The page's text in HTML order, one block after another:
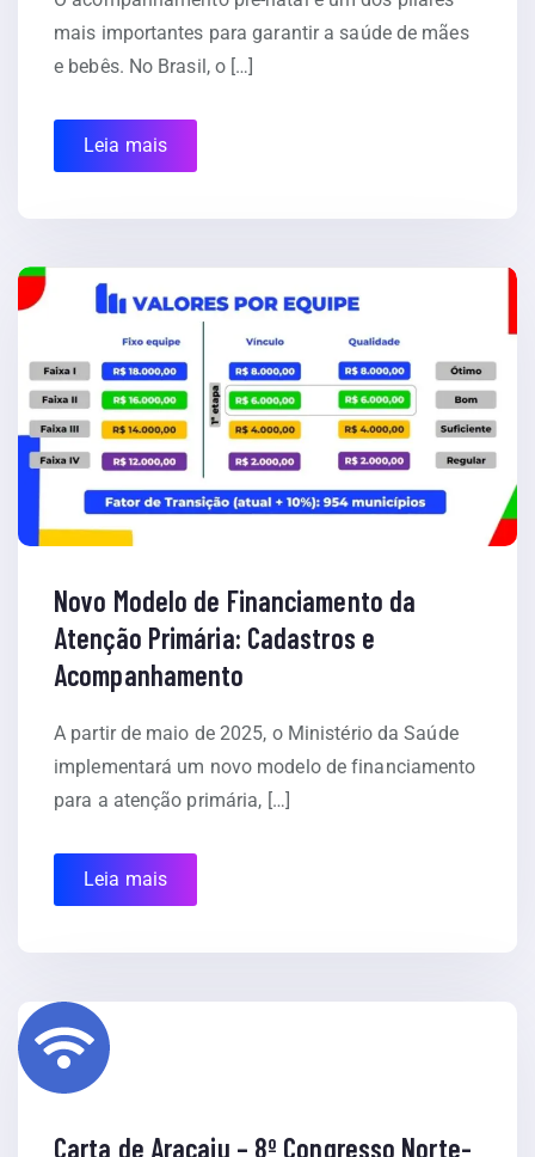
mais importantes para garantir a saúde de mães
e bebês. No Brasil, o […]
Leia mais
Novo Modelo de Financiamento da
Atenção Primária: Cadastros e
Acompanhamento
A partir de maio de 2025, o Ministério da Saúde
implementará um novo modelo de financiamento
para a atenção primária, […]
Leia mais
Carta de Aracaju – 8º Congresso Norte-